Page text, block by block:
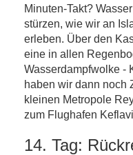
Minuten-Takt?
stürzen, wie wir an
erleben. Über den
eine in allen
Wasserdampfwolke -
haben wir dann noch
kleinen Metropole
zum Flughafen
14. Tag: